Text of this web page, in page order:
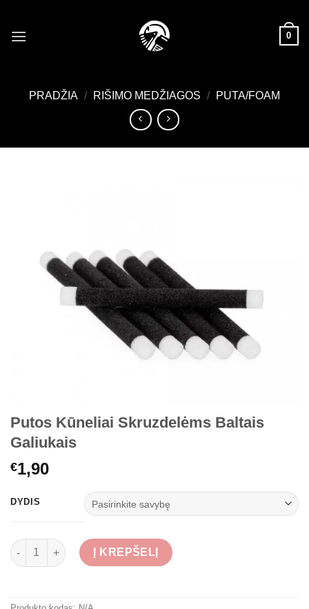
content
0
PRADŽIA / RIŠIMO MEDŽIAGOS / PUTA/FOAM
Putos Kūneliai Skruzdelėms Baltais
Galiukais
€1,90
DYDIS
produkto kiekis: Putos Kūneliai Skruzdelėms Baltais Galiukais
Į KREPŠELĮ